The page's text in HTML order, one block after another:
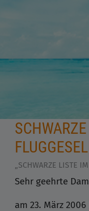
„SCHWARZE LISTE
Sehr geehrte
am 23. März